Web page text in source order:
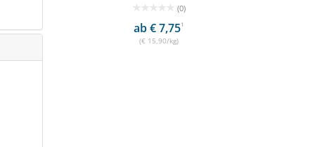
(0)
ab € 7,751
(€ 15,90/kg)